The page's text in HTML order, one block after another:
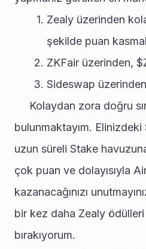
Zealy üzerinden
şekilde puan
ZKFair üzerinden,
Sideswap
bulunmaktayım.
uzun süreli Stake
çok puan ve dolayısıyla
kazanacağınızı
bir kez daha Zealy ödülleri
bırakıyorum.